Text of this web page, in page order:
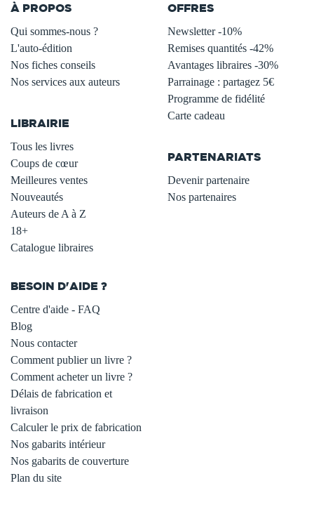
À PROPOS
Qui sommes-nous ?
L'auto-édition
Nos fiches conseils
Nos services aux auteurs
LIBRAIRIE
Tous les livres
Coups de cœur
Meilleures ventes
Nouveautés
Auteurs de A à Z
18+
Catalogue libraires
OFFRES
Newsletter -10%
Remises quantités -42%
Avantages libraires -30%
Parrainage : partagez 5€
Programme de fidélité
Carte cadeau
PARTENARIATS
Devenir partenaire
Nos partenaires
BESOIN D'AIDE ?
Centre d'aide - FAQ
Blog
Nous contacter
Comment publier un livre ?
Comment acheter un livre ?
Délais de fabrication et
livraison
Calculer le prix de fabrication
Nos gabarits intérieur
Nos gabarits de couverture
Plan du site